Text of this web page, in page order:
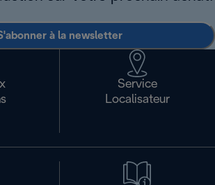
à la newsletter
Service
Localisateur